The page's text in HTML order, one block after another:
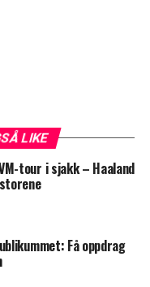
LIKE
tour i sjakk – Haaland
Få oppdrag